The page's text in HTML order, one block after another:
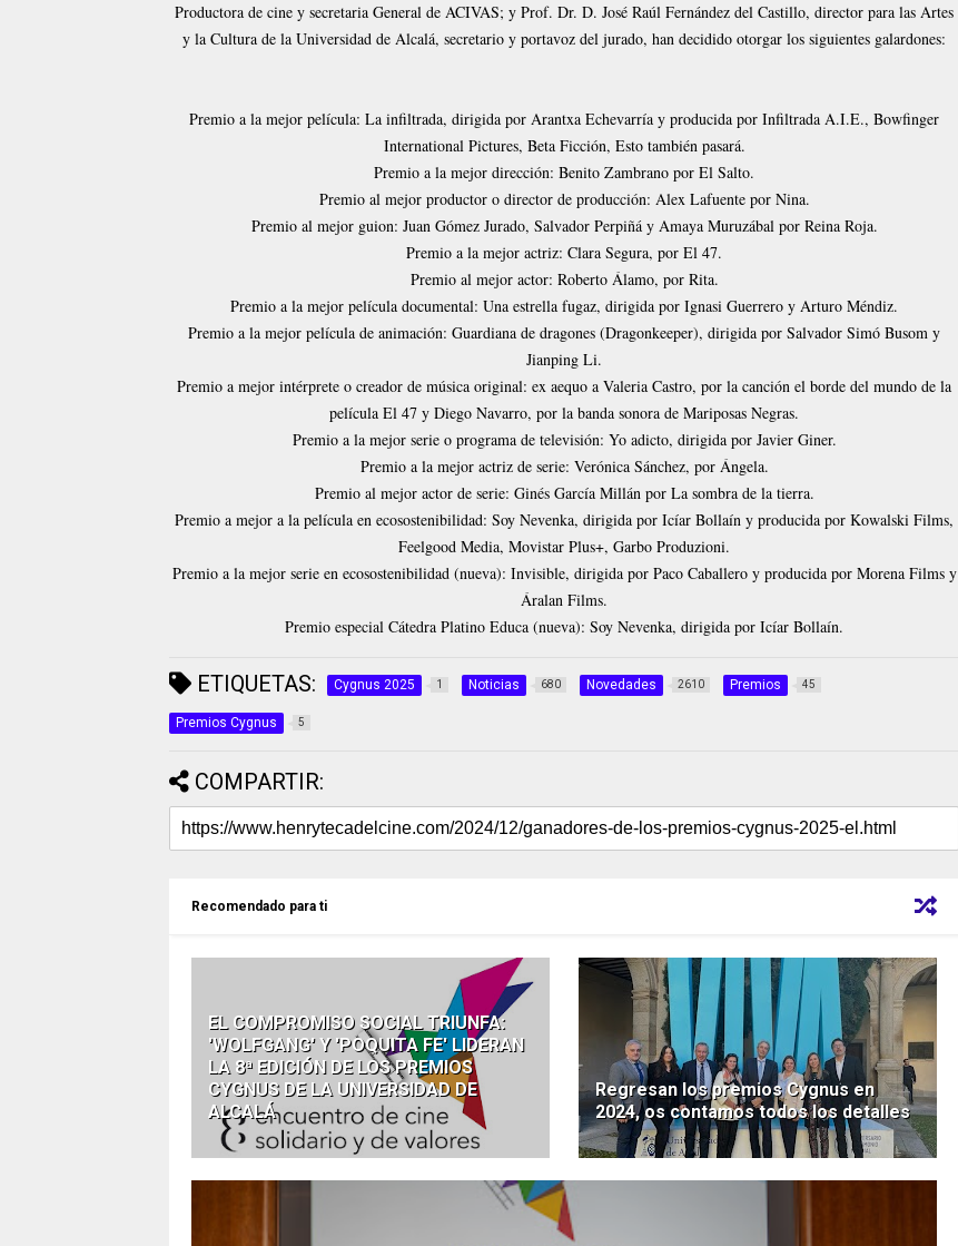
Productora de cine y secretaria General de ACIVAS; y Prof. Dr. D. José Raúl Fernández del Castillo, director para las Artes
y la Cultura de la Universidad de Alcalá, secretario y portavoz del jurado, han decidido otorgar los siguientes galardones:
Premio a la mejor película: La infiltrada, dirigida por Arantxa Echevarría y producida por Infiltrada A.I.E., Bowfinger
International Pictures, Beta Ficción, Esto también pasará.
Premio a la mejor dirección: Benito Zambrano por El Salto.
Premio al mejor productor o director de producción: Alex Lafuente por Nina.
Premio al mejor guion: Juan Gómez Jurado, Salvador Perpiñá y Amaya Muruzábal por Reina Roja.
Premio a la mejor actriz: Clara Segura, por El 47.
Premio al mejor actor: Roberto Álamo, por Rita.
Premio a la mejor película documental: Una estrella fugaz, dirigida por Ignasi Guerrero y Arturo Méndiz.
Premio a la mejor película de animación: Guardiana de dragones (Dragonkeeper), dirigida por Salvador Simó Busom y
Jianping Li.
Premio a mejor intérprete o creador de música original: ex aequo a Valeria Castro, por la canción el borde del mundo de la
película El 47 y Diego Navarro, por la banda sonora de Mariposas Negras.
Premio a la mejor serie o programa de televisión: Yo adicto, dirigida por Javier Giner.
Premio a la mejor actriz de serie: Verónica Sánchez, por Ángela.
Premio al mejor actor de serie: Ginés García Millán por La sombra de la tierra.
Premio a mejor a la película en ecosostenibilidad: Soy Nevenka, dirigida por Icíar Bollaín y producida por Kowalski Films,
Feelgood Media, Movistar Plus+, Garbo Produzioni.
Premio a la mejor serie en ecosostenibilidad (nueva): Invisible, dirigida por Paco Caballero y producida por Morena Films y
Áralan Films.
Premio especial Cátedra Platino Educa (nueva): Soy Nevenka, dirigida por Icíar Bollaín.
ETIQUETAS: Cygnus 2025 1 Noticias 680 Novedades 2610 Premios 45
Premios Cygnus 5
COMPARTIR:
Recomendado para ti
EL COMPROMISO SOCIAL TRIUNFA:
'WOLFGANG' Y 'POQUITA FE' LIDERAN
LA 8ª EDICIÓN DE LOS PREMIOS
CYGNUS DE LA UNIVERSIDAD DE
ALCALÁ
Regresan los premios Cygnus en
2024, os contamos todos los detalles